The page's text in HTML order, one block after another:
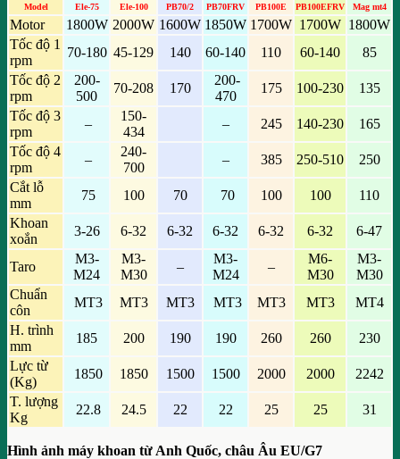
Model Ele-75 Ele-100 PB70/2 PB70FRV PB100E PB100EFRV Mag mt4
Motor 1800W 2000W 1600W 1850W 1700W 1700W 1800W
Tốc độ 1
rpm
70-180 45-129 140 60-140 110 60-140
85
Tốc độ 2
rpm
200-
500
70-208 170
200-
470
175 100-230
135
Tốc độ 3
rpm
–
150-
434
– 245 140-230
165
Tốc độ 4
rpm
–
240-
700
– 385 250-510
250
Cắt lỗ
mm
75 100 70 70 100 100
110
Khoan
xoắn
3-26 6-32 6-32 6-32 6-32 6-32 6-47
Taro
M3-
M24
M3-
M30
–
M3-
M24
–
M6-
M30
M3-
M30
Chuẩn
côn
MT3 MT3 MT3 MT3 MT3 MT3
MT4
H. trình
mm
185 200 190 190 260 260
230
Lực từ
(Kg)
1850 1850 1500 1500 2000 2000
2242
T. lượng
Kg
22.8 24.5 22 22 25 25 31
Hình ảnh máy khoan từ Anh Quốc, châu Âu EU/G7